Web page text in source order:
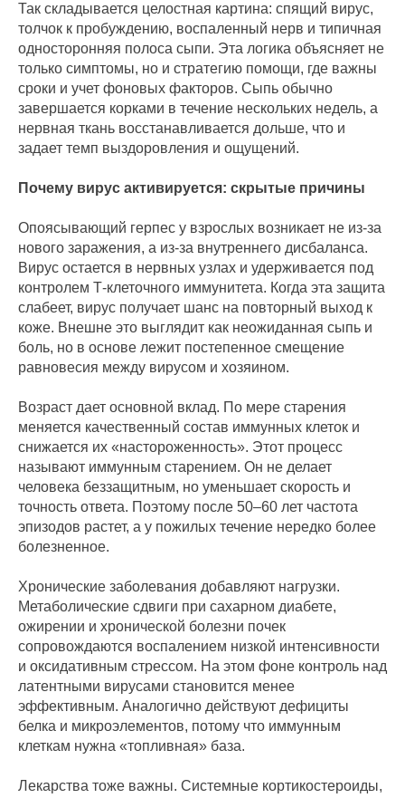
Так складывается целостная картина: спящий вирус,
толчок к пробуждению, воспаленный нерв и типичная
односторонняя полоса сыпи. Эта логика объясняет не
только симптомы, но и стратегию помощи, где важны
сроки и учет фоновых факторов. Сыпь обычно
завершается корками в течение нескольких недель, а
нервная ткань восстанавливается дольше, что и
задает темп выздоровления и ощущений.
Почему вирус активируется: скрытые причины
Опоясывающий герпес у взрослых возникает не из‑за
нового заражения, а из‑за внутреннего дисбаланса.
Вирус остается в нервных узлах и удерживается под
контролем Т‑клеточного иммунитета. Когда эта защита
слабеет, вирус получает шанс на повторный выход к
коже. Внешне это выглядит как неожиданная сыпь и
боль, но в основе лежит постепенное смещение
равновесия между вирусом и хозяином.
Возраст дает основной вклад. По мере старения
меняется качественный состав иммунных клеток и
снижается их «настороженность». Этот процесс
называют иммунным старением. Он не делает
человека беззащитным, но уменьшает скорость и
точность ответа. Поэтому после 50–60 лет частота
эпизодов растет, а у пожилых течение нередко более
болезненное.
Хронические заболевания добавляют нагрузки.
Метаболические сдвиги при сахарном диабете,
ожирении и хронической болезни почек
сопровождаются воспалением низкой интенсивности
и оксидативным стрессом. На этом фоне контроль над
латентными вирусами становится менее
эффективным. Аналогично действуют дефициты
белка и микроэлементов, потому что иммунным
клеткам нужна «топливная» база.
Лекарства тоже важны. Системные кортикостероиды,